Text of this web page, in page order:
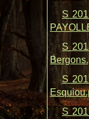
S
S
S
S